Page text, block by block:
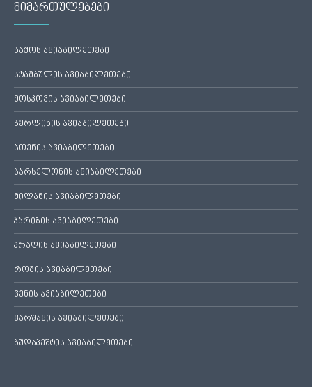
მიმართულებები
ბაქოს ავიაბილეთები
სტამბულის ავიაბილეთები
მოსკოვის ავიაბილეთები
ბერლინის ავიაბილეთები
ათენის ავიაბილეთები
ბარსელონის ავიაბილეთები
მილანის ავიაბილეთები
პარიზის ავიაბილეთები
პრაღის ავიაბილეთები
რომის ავიაბილეთები
ვენის ავიაბილეთები
ვარშავის ავიაბილეთები
ბუდაპეშტის ავიაბილეთები